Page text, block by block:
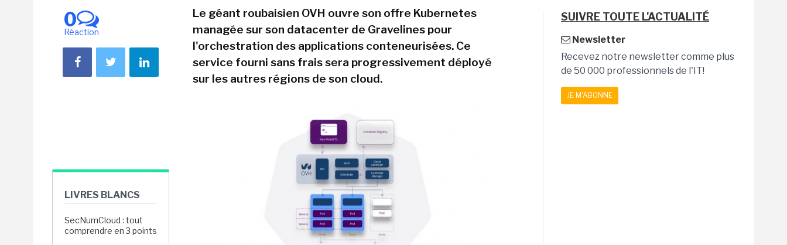
0
Réaction
LIVRES BLANCS
SecNumCloud : tout
comprendre en 3 points
Le géant roubaisien OVH ouvre son offre Kubernetes
managée sur son datacenter de Gravelines pour
l'orchestration des applications conteneurisées. Ce
service fourni sans frais sera progressivement déployé
sur les autres régions de son cloud.
SUIVRE TOUTE L'ACTUALITÉ
Newsletter
Recevez notre newsletter comme plus
de 50 000 professionnels de l'IT!
JE M'ABONNE